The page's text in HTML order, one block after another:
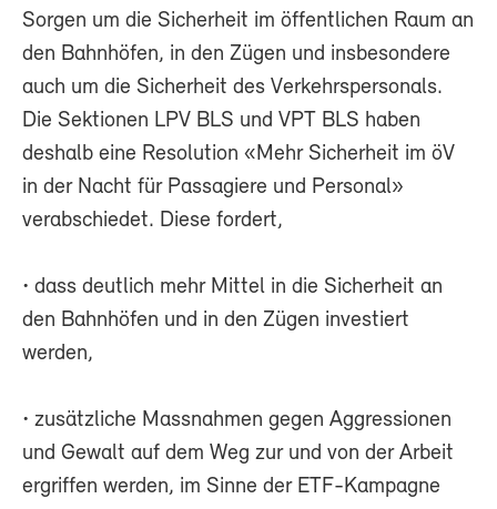
Sorgen um die Sicherheit im öffentlichen Raum an
den Bahnhöfen, in den Zügen und insbesondere
auch um die Sicherheit des Verkehrspersonals.
Die Sektionen LPV BLS und VPT BLS haben
deshalb eine Resolution «Mehr Sicherheit im öV
in der Nacht für Passagiere und Personal»
verabschiedet. Diese fordert,
• dass deutlich mehr Mittel in die Sicherheit an
den Bahnhöfen und in den Zügen investiert
werden,
• zusätzliche Massnahmen gegen Aggressionen
und Gewalt auf dem Weg zur und von der Arbeit
ergriffen werden, im Sinne der ETF-Kampagne